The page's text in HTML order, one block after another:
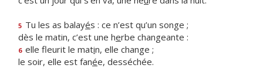
5 Tu les as balayés : ce n’est qu’un songe ;
dès le matin, c’est une herbe changeante :
6 elle fleurit le matin, elle change ;
le soir, elle est fanée, desséchée.